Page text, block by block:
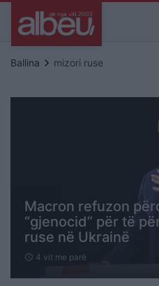
Ballina keyboard_arrow_right mizori ruse
Macron refuzon
“gjenocid” për të
ruse në Ukrainë
schedule 4 vit me parë